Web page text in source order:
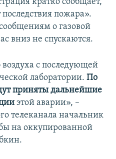
кратко сообщает,
пожара».
о газовой
вниз не спускаются.
воздуха с последующей
лаборатории. По
приняты дальнейшие
этой аварии», –
телеканала начальник
на оккупированной